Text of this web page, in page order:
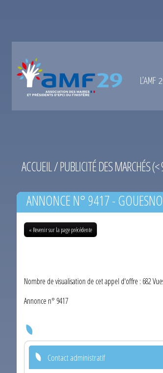
L’AMF
ACCUEIL/PUBLICITÉ DES MARCHÉS
ANNONCE N° 9417 -
« Revenir sur la page précédente
Nombre de visualisation de cet appel d'offre : 682
Annonce n° 9417
Contact administratif